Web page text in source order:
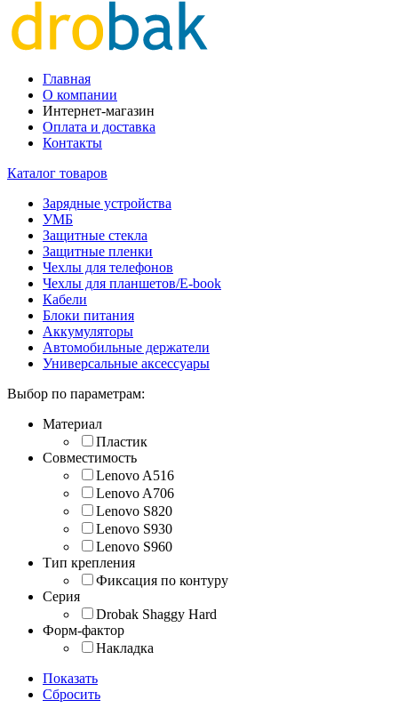
Главная
О компании
Интернет-магазин
Оплата и доставка
Контакты
Каталог товаров
Зарядные устройства
УМБ
Защитные стекла
Защитные пленки
Чехлы для телефонов
Чехлы для планшетов/E-book
Кабели
Блоки питания
Аккумуляторы
Автомобильные держатели
Универсальные аксессуары
Выбор по параметрам:
Материал
Пластик
Совместимость
Lenovo A516
Lenovo A706
Lenovo S820
Lenovo S930
Lenovo S960
Тип крепления
Фиксация по контуру
Серия
Drobak Shaggy Hard
Форм-фактор
Накладка
Показать
Сбросить